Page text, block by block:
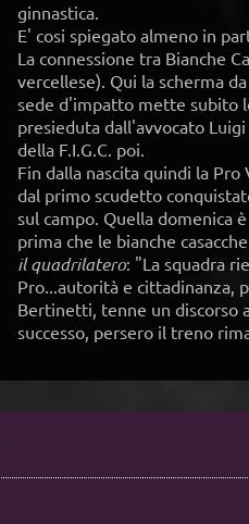
ginnastica.
E' cosi spiegato almeno in
La connessione tra Bianche
vercellese). Qui la scherma
sede d'impatto mette subito
presieduta dall'avvocato
della F.I.G.C. poi.
Fin dalla nascita quindi la
dal primo scudetto
sul campo. Quella domenica
prima che le bianche
il quadrilatero: "La squadra
Pro...autorità e cittadinanza,
Bertinetti, tenne un discorso
successo, persero il treno